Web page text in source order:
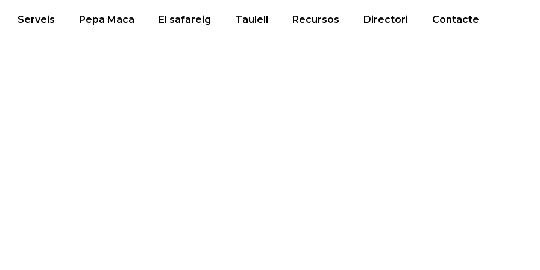
Serveis Pepa Maca El safareig Taulell Recursos Directori Contacte